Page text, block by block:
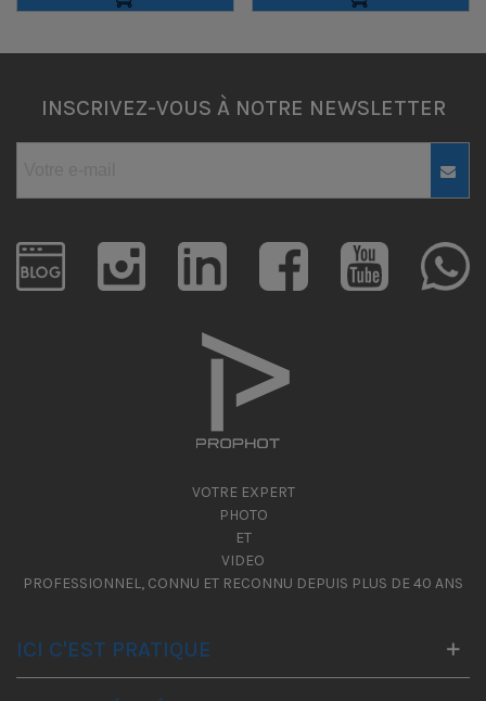
INSCRIVEZ-VOUS À NOTRE NEWSLETTER
VOTRE EXPERT
PHOTO
ET
VIDEO
PROFESSIONNEL, CONNU ET RECONNU DEPUIS PLUS DE 40 ANS
ICI C'EST PRATIQUE